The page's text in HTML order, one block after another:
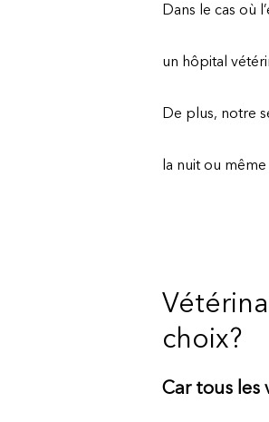
Dans le cas où
un hôpital
De plus, notre
la nuit ou
choix?
Car tous les